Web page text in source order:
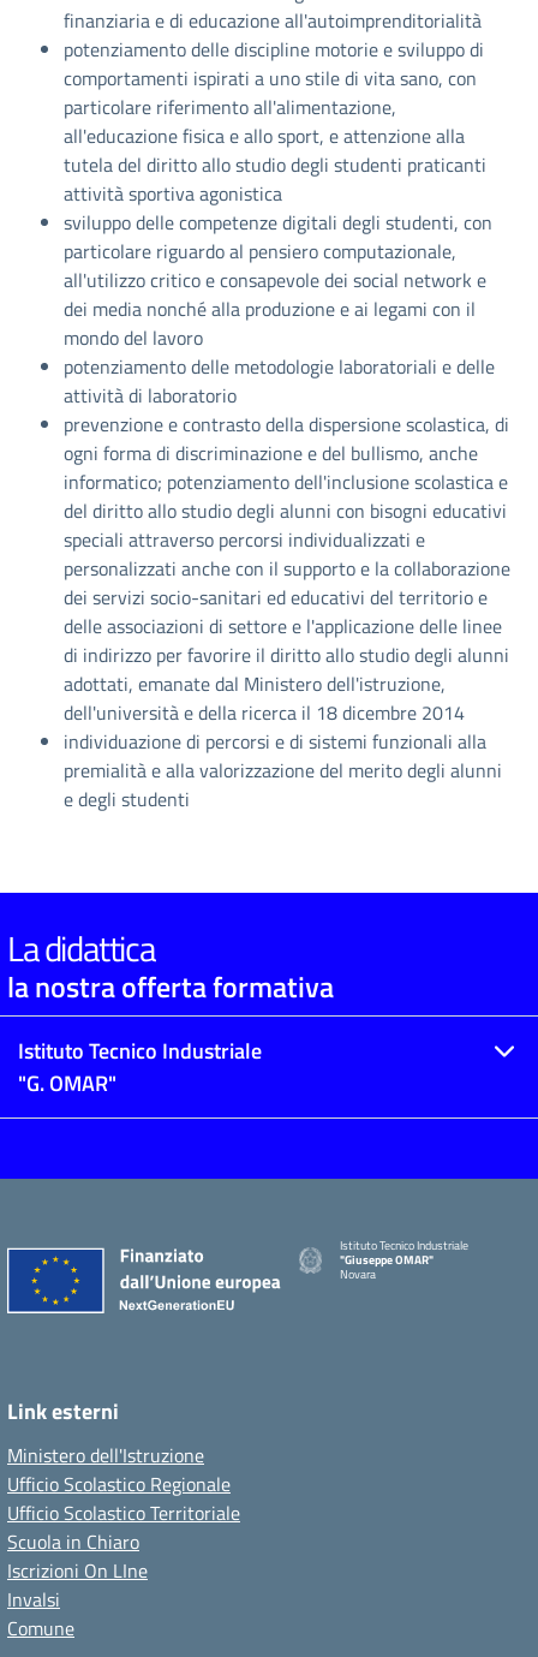
finanziaria e di educazione all'autoimprenditorialità
potenziamento delle discipline motorie e sviluppo di
comportamenti ispirati a uno stile di vita sano, con
particolare riferimento all'alimentazione,
all'educazione fisica e allo sport, e attenzione alla
tutela del diritto allo studio degli studenti praticanti
attività sportiva agonistica
sviluppo delle competenze digitali degli studenti, con
particolare riguardo al pensiero computazionale,
all'utilizzo critico e consapevole dei social network e
dei media nonché alla produzione e ai legami con il
mondo del lavoro
potenziamento delle metodologie laboratoriali e delle
attività di laboratorio
prevenzione e contrasto della dispersione scolastica, di
ogni forma di discriminazione e del bullismo, anche
informatico; potenziamento dell'inclusione scolastica e
del diritto allo studio degli alunni con bisogni educativi
speciali attraverso percorsi individualizzati e
personalizzati anche con il supporto e la collaborazione
dei servizi socio-sanitari ed educativi del territorio e
delle associazioni di settore e l'applicazione delle linee
di indirizzo per favorire il diritto allo studio degli alunni
adottati, emanate dal Ministero dell'istruzione,
dell'università e della ricerca il 18 dicembre 2014
individuazione di percorsi e di sistemi funzionali alla
premialità e alla valorizzazione del merito degli alunni
e degli studenti
La didattica
la nostra offerta formativa
Istituto Tecnico Industriale
"G. OMAR"
Istituto Tecnico Industriale
"Giuseppe OMAR"
Novara
Link esterni
Ministero dell'Istruzione
Ufficio Scolastico Regionale
Ufficio Scolastico Territoriale
Scuola in Chiaro
Iscrizioni On LIne
Invalsi
Comune